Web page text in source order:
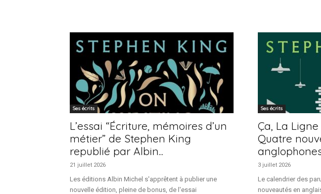
Ses écrits
L’essai “Écriture, mémoires d’un
métier” de Stephen King
republié par Albin...
21 juillet 2026
Les éditions Albin Michel s'apprêtent à publier une
nouvelle édition, pleine de bonus, de l'essai
Ses écrits
Ça, La
Quatre
3 juillet 2026
Le calendrier des
nouveautés en